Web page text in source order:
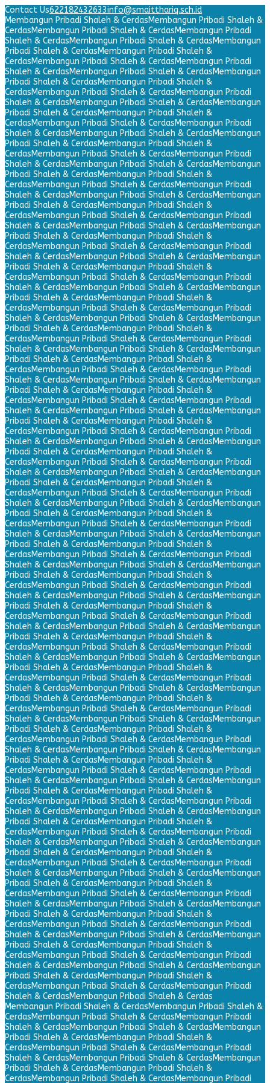
Contact Us622182432633info@smaitthariq.sch.id
Membangun Pribadi Shaleh & CerdasMembangun Pribadi Shaleh &
CerdasMembangun Pribadi Shaleh & CerdasMembangun Pribadi
Shaleh & CerdasMembangun Pribadi Shaleh & CerdasMembangun
Pribadi Shaleh & CerdasMembangun Pribadi Shaleh &
CerdasMembangun Pribadi Shaleh & CerdasMembangun Pribadi
Shaleh & CerdasMembangun Pribadi Shaleh & CerdasMembangun
Pribadi Shaleh & CerdasMembangun Pribadi Shaleh &
CerdasMembangun Pribadi Shaleh & CerdasMembangun Pribadi
Shaleh & CerdasMembangun Pribadi Shaleh & CerdasMembangun
Pribadi Shaleh & CerdasMembangun Pribadi Shaleh &
CerdasMembangun Pribadi Shaleh & CerdasMembangun Pribadi
Shaleh & CerdasMembangun Pribadi Shaleh & CerdasMembangun
Pribadi Shaleh & CerdasMembangun Pribadi Shaleh &
CerdasMembangun Pribadi Shaleh & CerdasMembangun Pribadi
Shaleh & CerdasMembangun Pribadi Shaleh & CerdasMembangun
Pribadi Shaleh & CerdasMembangun Pribadi Shaleh &
CerdasMembangun Pribadi Shaleh & CerdasMembangun Pribadi
Shaleh & CerdasMembangun Pribadi Shaleh & CerdasMembangun
Pribadi Shaleh & CerdasMembangun Pribadi Shaleh &
CerdasMembangun Pribadi Shaleh & CerdasMembangun Pribadi
Shaleh & CerdasMembangun Pribadi Shaleh & CerdasMembangun
Pribadi Shaleh & CerdasMembangun Pribadi Shaleh &
CerdasMembangun Pribadi Shaleh & CerdasMembangun Pribadi
Shaleh & CerdasMembangun Pribadi Shaleh & CerdasMembangun
Pribadi Shaleh & CerdasMembangun Pribadi Shaleh &
CerdasMembangun Pribadi Shaleh & CerdasMembangun Pribadi
Shaleh & CerdasMembangun Pribadi Shaleh & CerdasMembangun
Pribadi Shaleh & CerdasMembangun Pribadi Shaleh &
CerdasMembangun Pribadi Shaleh & CerdasMembangun Pribadi
Shaleh & CerdasMembangun Pribadi Shaleh & CerdasMembangun
Pribadi Shaleh & CerdasMembangun Pribadi Shaleh &
CerdasMembangun Pribadi Shaleh & CerdasMembangun Pribadi
Shaleh & CerdasMembangun Pribadi Shaleh & CerdasMembangun
Pribadi Shaleh & CerdasMembangun Pribadi Shaleh &
CerdasMembangun Pribadi Shaleh & CerdasMembangun Pribadi
Shaleh & CerdasMembangun Pribadi Shaleh & CerdasMembangun
Pribadi Shaleh & CerdasMembangun Pribadi Shaleh &
CerdasMembangun Pribadi Shaleh & CerdasMembangun Pribadi
Shaleh & CerdasMembangun Pribadi Shaleh & CerdasMembangun
Pribadi Shaleh & CerdasMembangun Pribadi Shaleh &
CerdasMembangun Pribadi Shaleh & CerdasMembangun Pribadi
Shaleh & CerdasMembangun Pribadi Shaleh & CerdasMembangun
Pribadi Shaleh & CerdasMembangun Pribadi Shaleh &
CerdasMembangun Pribadi Shaleh & CerdasMembangun Pribadi
Shaleh & CerdasMembangun Pribadi Shaleh & CerdasMembangun
Pribadi Shaleh & CerdasMembangun Pribadi Shaleh &
CerdasMembangun Pribadi Shaleh & CerdasMembangun Pribadi
Shaleh & CerdasMembangun Pribadi Shaleh & CerdasMembangun
Pribadi Shaleh & CerdasMembangun Pribadi Shaleh &
CerdasMembangun Pribadi Shaleh & CerdasMembangun Pribadi
Shaleh & CerdasMembangun Pribadi Shaleh & CerdasMembangun
Pribadi Shaleh & CerdasMembangun Pribadi Shaleh &
CerdasMembangun Pribadi Shaleh & CerdasMembangun Pribadi
Shaleh & CerdasMembangun Pribadi Shaleh & CerdasMembangun
Pribadi Shaleh & CerdasMembangun Pribadi Shaleh &
CerdasMembangun Pribadi Shaleh & CerdasMembangun Pribadi
Shaleh & CerdasMembangun Pribadi Shaleh & CerdasMembangun
Pribadi Shaleh & CerdasMembangun Pribadi Shaleh &
CerdasMembangun Pribadi Shaleh & CerdasMembangun Pribadi
Shaleh & CerdasMembangun Pribadi Shaleh & CerdasMembangun
Pribadi Shaleh & CerdasMembangun Pribadi Shaleh &
CerdasMembangun Pribadi Shaleh & CerdasMembangun Pribadi
Shaleh & CerdasMembangun Pribadi Shaleh & CerdasMembangun
Pribadi Shaleh & CerdasMembangun Pribadi Shaleh &
CerdasMembangun Pribadi Shaleh & CerdasMembangun Pribadi
Shaleh & CerdasMembangun Pribadi Shaleh & CerdasMembangun
Pribadi Shaleh & CerdasMembangun Pribadi Shaleh &
CerdasMembangun Pribadi Shaleh & CerdasMembangun Pribadi
Shaleh & CerdasMembangun Pribadi Shaleh & CerdasMembangun
Pribadi Shaleh & CerdasMembangun Pribadi Shaleh &
CerdasMembangun Pribadi Shaleh & CerdasMembangun Pribadi
Shaleh & CerdasMembangun Pribadi Shaleh & CerdasMembangun
Pribadi Shaleh & CerdasMembangun Pribadi Shaleh &
CerdasMembangun Pribadi Shaleh & CerdasMembangun Pribadi
Shaleh & CerdasMembangun Pribadi Shaleh & CerdasMembangun
Pribadi Shaleh & CerdasMembangun Pribadi Shaleh &
CerdasMembangun Pribadi Shaleh & CerdasMembangun Pribadi
Shaleh & CerdasMembangun Pribadi Shaleh & CerdasMembangun
Pribadi Shaleh & CerdasMembangun Pribadi Shaleh &
CerdasMembangun Pribadi Shaleh & CerdasMembangun Pribadi
Shaleh & CerdasMembangun Pribadi Shaleh & CerdasMembangun
Pribadi Shaleh & CerdasMembangun Pribadi Shaleh &
CerdasMembangun Pribadi Shaleh & CerdasMembangun Pribadi
Shaleh & CerdasMembangun Pribadi Shaleh & CerdasMembangun
Pribadi Shaleh & CerdasMembangun Pribadi Shaleh &
CerdasMembangun Pribadi Shaleh & CerdasMembangun Pribadi
Shaleh & CerdasMembangun Pribadi Shaleh & CerdasMembangun
Pribadi Shaleh & CerdasMembangun Pribadi Shaleh &
CerdasMembangun Pribadi Shaleh & CerdasMembangun Pribadi
Shaleh & CerdasMembangun Pribadi Shaleh & CerdasMembangun
Pribadi Shaleh & CerdasMembangun Pribadi Shaleh &
CerdasMembangun Pribadi Shaleh & CerdasMembangun Pribadi
Shaleh & CerdasMembangun Pribadi Shaleh & CerdasMembangun
Pribadi Shaleh & CerdasMembangun Pribadi Shaleh &
CerdasMembangun Pribadi Shaleh & CerdasMembangun Pribadi
Shaleh & CerdasMembangun Pribadi Shaleh & Cerdas
Membangun Pribadi Shaleh & CerdasMembangun Pribadi Shaleh &
CerdasMembangun Pribadi Shaleh & CerdasMembangun Pribadi
Shaleh & CerdasMembangun Pribadi Shaleh & CerdasMembangun
Pribadi Shaleh & CerdasMembangun Pribadi Shaleh &
CerdasMembangun Pribadi Shaleh & CerdasMembangun Pribadi
Shaleh & CerdasMembangun Pribadi Shaleh & CerdasMembangun
Pribadi Shaleh & CerdasMembangun Pribadi Shaleh &
CerdasMembangun Pribadi Shaleh & CerdasMembangun Pribadi